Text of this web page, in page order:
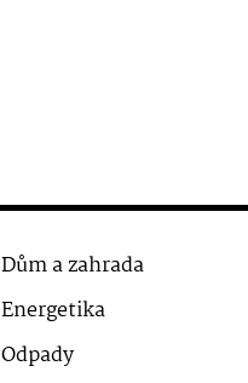
Dům a zahrada
Energetika
Odpady